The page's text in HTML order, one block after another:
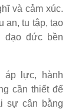
và cảm xúc.
an, tu tập, tạo
đạo đức bền
áp lực, hành
cần thiết để
sự cân bằng